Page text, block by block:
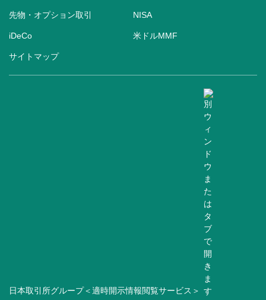
先物・オプション取引 NISA
iDeCo 米ドルMMF
サイトマップ
日本取引所グループ＜適時開示情報閲覧サービス＞